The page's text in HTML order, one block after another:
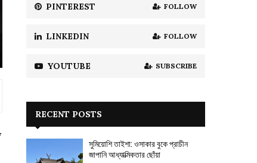
PINTEREST FOLLOW
LINKEDIN FOLLOW
YOUTUBE SUBSCRIBE
RECENT POSTS
সুমিয়োশি তাইশা: ওসাকার বুকে প্রাচীন
জাপানি আধ্যাত্মিকতার ছোঁয়া